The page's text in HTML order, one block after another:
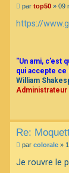
M
s
par top50 » 09
https://
"Un ami, c’est
qui accepte
William
Administrateur
Re:
M
s
par colorale »
Je rouvre le